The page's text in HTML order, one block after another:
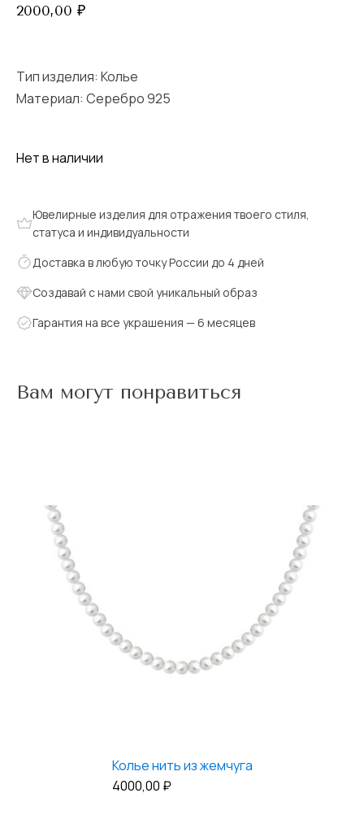
2000,00 ₽
Тип изделия: Колье
Материал: Серебро 925
Нет в наличии
Ювелирные изделия для отражения твоего стиля,
статуса и индивидуальности
Доставка в любую точку России до 4 дней
Создавай с нами свой уникальный образ
Гарантия на все украшения — 6 месяцев
Вам могут понравиться
Колье нить из жемчуга
4000,00 ₽